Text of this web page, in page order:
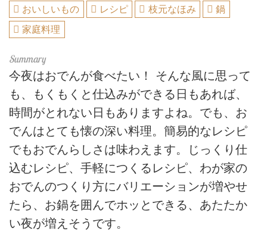
おいしいもの レシピ 枝元なほみ
鍋
家庭料理
今夜はおでんが食べたい！ そんな風に思って
も、もくもくと仕込みができる日もあれば、
時間がとれない日もありますよね。でも、お
でんはとても懐の深い料理。簡易的なレシピ
でもおでんらしさは味わえます。じっくり仕
込むレシピ、手軽につくるレシピ、わが家の
おでんのつくり方にバリエーションが増やせ
たら、お鍋を囲んでホッとできる、あたたか
い夜が増えそうです。